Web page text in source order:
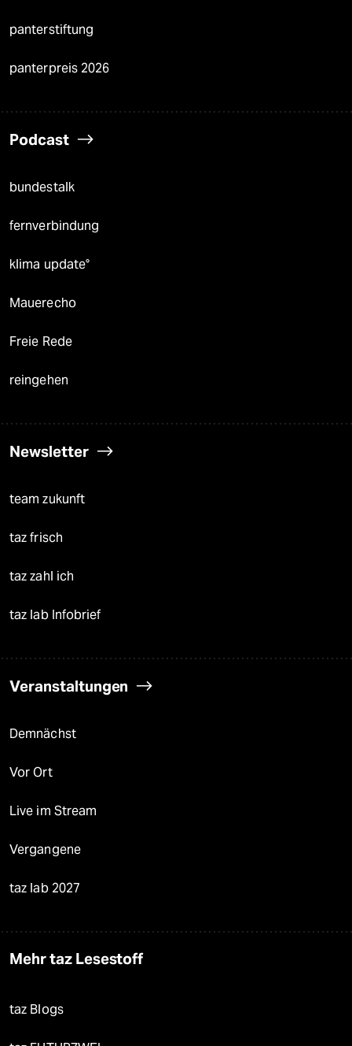
panterstiftung
panterpreis 2026
Podcast
bundestalk
fernverbindung
klima update°
Mauerecho
Freie Rede
reingehen
Newsletter
team zukunft
taz frisch
taz zahl ich
taz lab Infobrief
Veranstaltungen
Demnächst
Vor Ort
Live im Stream
Vergangene
taz lab 2027
Mehr taz Lesestoff
taz Blogs